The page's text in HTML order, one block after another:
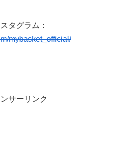
タグラム：
mybasket_official/
サーリンク